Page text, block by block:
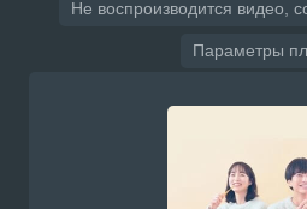
Не воспроизводится видео,
Параметры